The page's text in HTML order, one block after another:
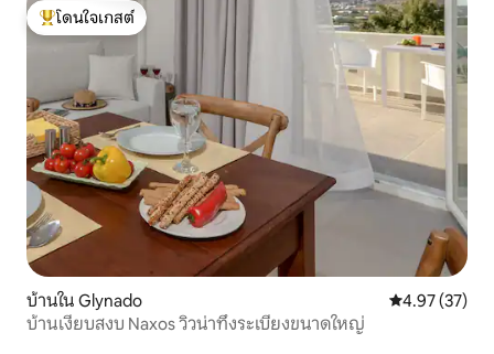
โดนใจเกสต์ที่สุด
โดนใจเกสต์
บ้านใน Glynado คะแนนเฉลี่ย
4.97 (37)
บ้านเงียบสงบ Naxos วิวน่าทึ่งระเบียงขนาดใหญ่